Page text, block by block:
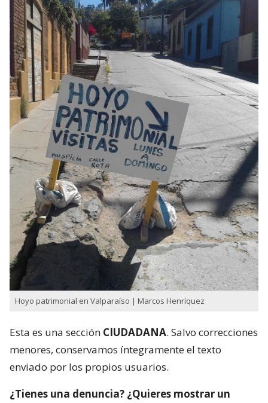
Hoyo patrimonial en Valparaíso | Marcos Henríquez
Esta es una sección CIUDADANA. Salvo correcciones
menores, conservamos íntegramente el texto
enviado por los propios usuarios.
¿Tienes una denuncia? ¿Quieres mostrar un